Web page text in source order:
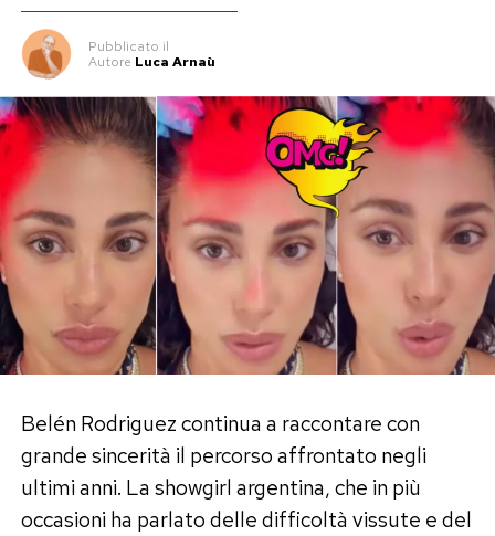
Pubblicato il
Autore Luca Arnaù
Belén Rodriguez continua a raccontare con
grande sincerità il percorso affrontato negli
ultimi anni. La showgirl argentina, che in più
occasioni ha parlato delle difficoltà vissute e del